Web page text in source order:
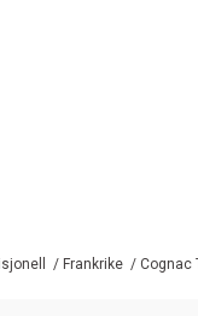
/ Frankrike / Cognac